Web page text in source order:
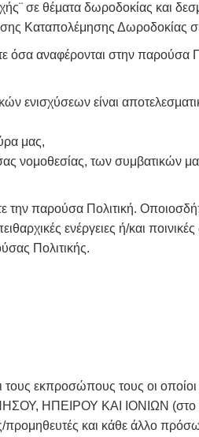
σε θέματα δωροδοκίας και
Καταπολέμησης
όσα αναφέρονται στην παρούσα
ενισχύσεων είναι
μας,
νομοθεσίας, των
την παρούσα Πολιτική.
ενέργειες ή/και
Πολιτικής.
τους εκπροσώπους τους οι
ΚΑΙ ΙΟΝΙΩΝ (στο εξής
και κάθε άλλο